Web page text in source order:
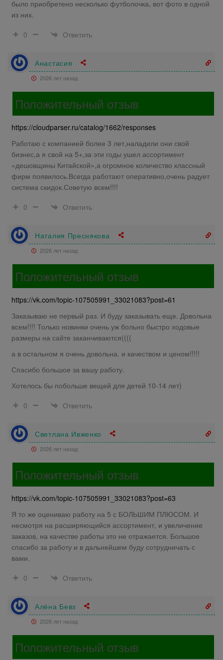
было приобретено несколько футболочка, вот фото в одной
из них.
0
Ответить
Анастасия
2026 лет назад
Положительный отзыв
https://cloudparser.ru/catalog/1662/responses
Работаю с компанией более 3 лет,наладили они свой
бизнес,а я свой на 5+,за эти годы ушел ассортимент
«дешовщины Китайской»,а огромное количество классный
фирм появилось.Всегда работают оперативно,очень радует
система скидок.Советую всем!!!!
0
Ответить
Наталия Преснякова
2026 лет назад
Положительный отзыв
https://vk.com/topic-107505991_33021083?post=61
Заказываю не первый раз. И буду заказывать еще. Довольна
всем!!!! Только новинки очень уж больно быстро ходовые
размеры на сайте заканчиваются((((
а в остальном я очень довольна. и качеством и ценом!!!!!
Спасибо большое за вашу работу.
Хотелось бы побольше вещей для детей 10-14 лет)
0
Ответить
Светлана Ивженко
2026 лет назад
Положительный отзыв
https://vk.com/topic-107505991_33021083?post=63
Я то же оцениваю работу на 5 с БОЛЬШИМ ПЛЮСОМ. И
несмотря на расширяющийся ассортимент, и увеличение
заказов, на качестве работы это не отражается. Большое
спасибо за работу и в дальнейшем буду сотрудничать с
вами.
0
Ответить
Алёна Бевз
2026 лет назад
Положительный отзыв